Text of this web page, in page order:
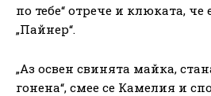
по тебе“ отрече и клюката,
„Пайнер“.
„Аз освен свинята майка,
гонена“, смее се Камелия и